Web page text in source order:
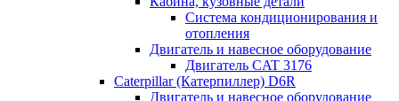
Система кондиционирования и
отопления
Двигатель и навесное оборудование
Двигатель CAT 3176
Caterpillar (Катерпиллер) D6R
Двигатель и навесное оборудование